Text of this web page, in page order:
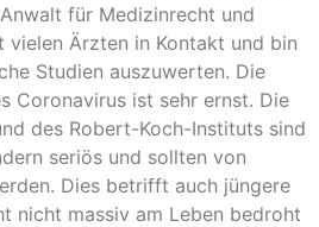
für Medizinrecht und
vielen Ärzten in Kontakt und bin
Studien auszuwerten. Die
Coronavirus ist sehr ernst. Die
des Robert-Koch-Instituts sind
seriös und sollten von
Dies betrifft auch jüngere
nicht massiv am Leben bedroht